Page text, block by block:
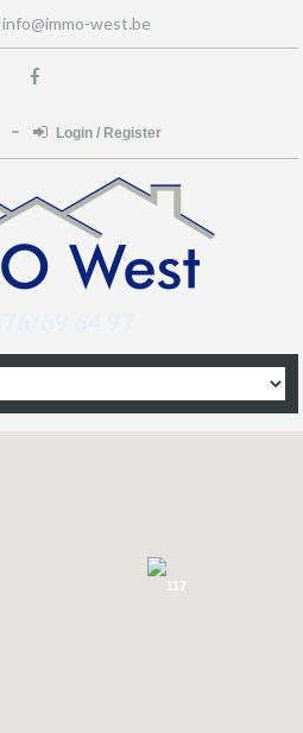
info@immo-west.be
Login / Register
117